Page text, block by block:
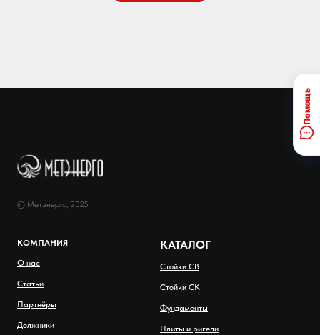
© Метэнерго, 2025
КОМПАНИЯ
О нас
Статьи
Партнёры
Должники
КАТАЛОГ
Стойки СВ
Стойки СК
Фундаменты
Плиты и ригели